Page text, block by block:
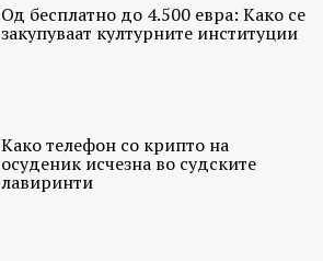
Од бесплатно до 4.500 евра: Како се
закупуваат културните институции
Како телефон со крипто на
осуденик исчезна во судските
лавиринти